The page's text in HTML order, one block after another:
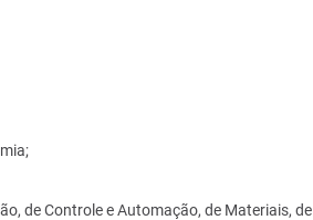
de Controle e Automação, de Materiais, de